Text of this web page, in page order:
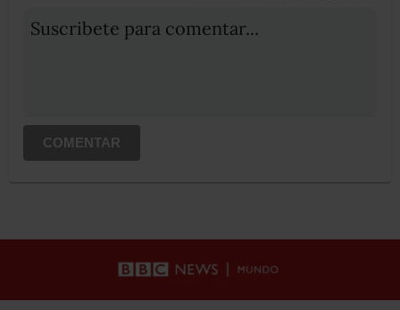
Suscribete para comentar...
COMENTAR